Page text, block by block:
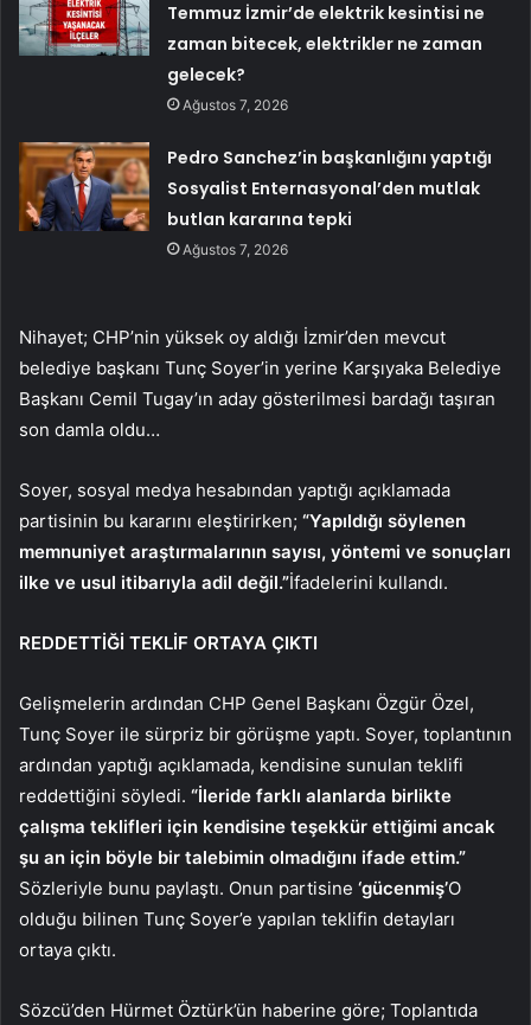
Temmuz İzmir’de elektrik kesintisi ne
zaman bitecek, elektrikler ne zaman
gelecek?
Ağustos 7, 2026
Pedro Sanchez’in başkanlığını yaptığı
Sosyalist Enternasyonal’den mutlak
butlan kararına tepki
Ağustos 7, 2026
Nihayet; CHP’nin yüksek oy aldığı İzmir’den mevcut
belediye başkanı Tunç Soyer’in yerine Karşıyaka Belediye
Başkanı Cemil Tugay’ın aday gösterilmesi bardağı taşıran
son damla oldu…
Soyer, sosyal medya hesabından yaptığı açıklamada
partisinin bu kararını eleştirirken; “Yapıldığı söylenen
memnuniyet araştırmalarının sayısı, yöntemi ve sonuçları
ilke ve usul itibarıyla adil değil.”İfadelerini kullandı.
REDDETTİĞİ TEKLİF ORTAYA ÇIKTI
Gelişmelerin ardından CHP Genel Başkanı Özgür Özel,
Tunç Soyer ile sürpriz bir görüşme yaptı. Soyer, toplantının
ardından yaptığı açıklamada, kendisine sunulan teklifi
reddettiğini söyledi. “İleride farklı alanlarda birlikte
çalışma teklifleri için kendisine teşekkür ettiğimi ancak
şu an için böyle bir talebimin olmadığını ifade ettim.”
Sözleriyle bunu paylaştı. Onun partisine ‘gücenmiş’O
olduğu bilinen Tunç Soyer’e yapılan teklifin detayları
ortaya çıktı.
Sözcü’den Hürmet Öztürk’ün haberine göre; Toplantıda